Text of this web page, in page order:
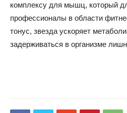
комплексу для мышц, который
профессионалы в области
тонус, звезда ускоряет
задерживаться в организме